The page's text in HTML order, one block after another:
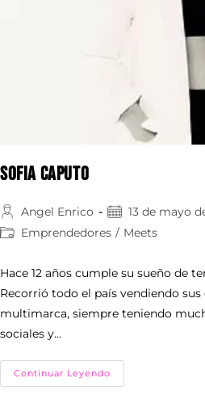
Sofia Caputo
Angel Enrico
13 de mayo
Emprendedores / Meets
Hace 12 años cumple su sueño de
Recorrió todo el país vendiendo sus
multimarca, siempre teniendo
sociales y…
Continuar Leyendo